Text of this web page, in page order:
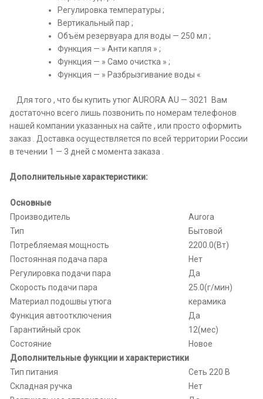
Регулировка температуры ;
Вертикальный пар ;
Объём резервуара для воды — 250 мл ;
Функция — » Анти капля » ;
Функция — » Само очистка » ;
Функция — » Разбрызгивание воды «
Для того , что бы купить утюг AURORA AU — 3021 Вам
достаточно всего лишь позвонить по номерам телефонов
нашей компании указанных на сайте , или просто оформить
заказ . Доставка осуществляется по всей территории России
в течении 1 — 3 дней с момента заказа .
Дополнительные характеристики:
Основные
Производитель
Aurora
Тип
Бытовой
Потребляемая мощность
2200.0(Вт)
Постоянная подача пара
Нет
Регулировка подачи пара
Да
Скорость подачи пара
25.0(г/мин)
Материал подошвы утюга
керамика
Функция автоотключения
Да
Гарантийный срок
12(мес)
Состояние
Новое
Дополнительные функции и характеристики
Тип питания
Сеть 220 В
Складная ручка
Нет